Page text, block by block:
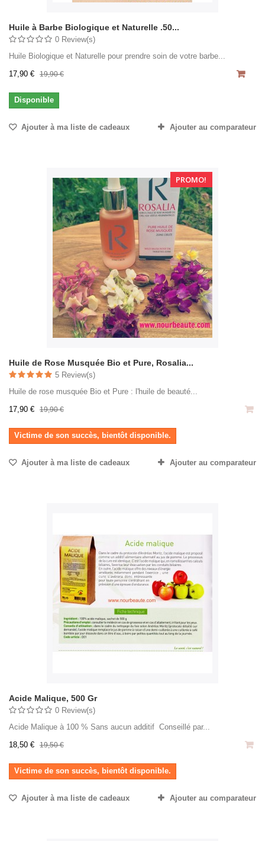
Huile à Barbe Biologique et Naturelle .50...
0 Review(s)
Huile Biologique et Naturelle pour prendre soin de votre barbe...
17,90 €
19,90 €
Disponible
Ajouter à ma liste de cadeaux Ajouter au comparateur
PROMO!
Huile de Rose Musquée Bio et Pure, Rosalia...
5 Review(s)
Huile de rose musquée Bio et Pure : l'huile de beauté...
17,90 €
19,90 €
Victime de son succès, bientôt disponible.
Ajouter à ma liste de cadeaux Ajouter au comparateur
Acide Malique, 500 Gr
0 Review(s)
Acide Malique à 100 % Sans aucun additif Conseillé par...
18,50 €
19,50 €
Victime de son succès, bientôt disponible.
Ajouter à ma liste de cadeaux Ajouter au comparateur